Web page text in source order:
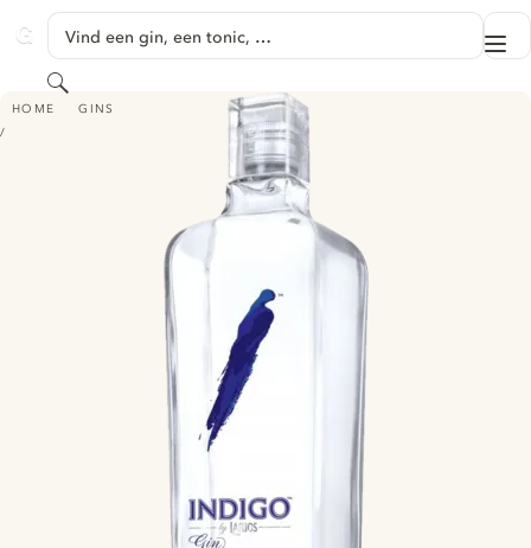
GINVENTORY
Vind een gin, een tonic, …
Zoeken
HOME GINS
INDIGO BY LARIOS GIN